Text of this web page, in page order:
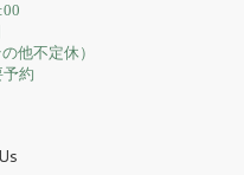
他不定休）
約